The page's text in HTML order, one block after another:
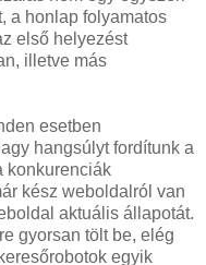
a honlap folyamatos
első helyezést
illetve más
esetben
hangsúlyt fordítunk a
konkurenciák
kész weboldalról van
aktuális állapotát.
gyorsan tölt be, elég
egyik